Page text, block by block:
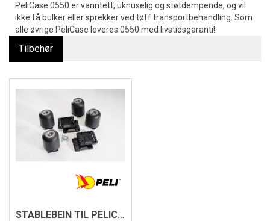
PeliCase 0550 er vanntett, uknuselig og støtdempende, og vil
ikke få bulker eller sprekker ved tøff transportbehandling. Som
alle øvrige PeliCase leveres 0550 med livstidsgaranti!
Tilbehør
STABLEBEIN TIL PELICASE 0500/0550